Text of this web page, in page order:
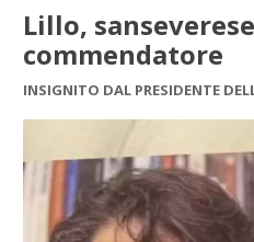
Lillo,
commendatore
INSIGNITO DAL PRESIDENTE